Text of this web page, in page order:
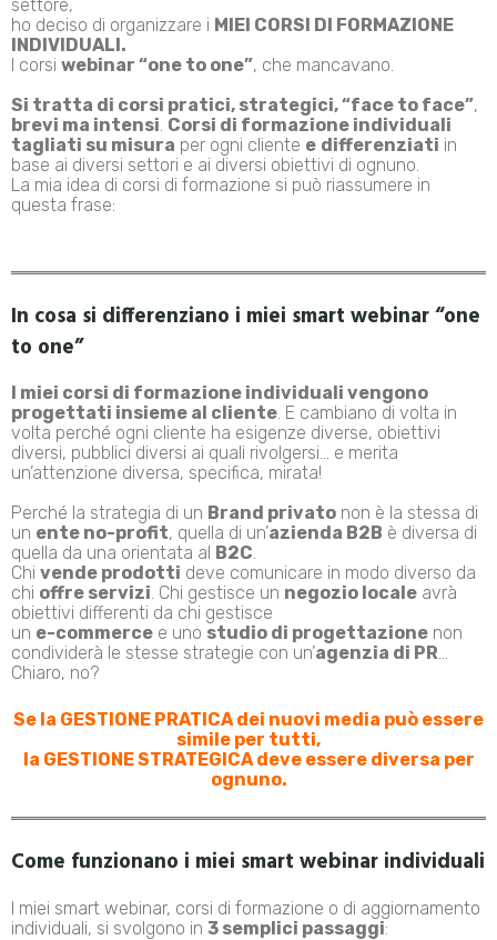
settore,
ho deciso di organizzare i MIEI CORSI DI FORMAZIONE
INDIVIDUALI.
I corsi webinar “one to one”, che mancavano.
Si tratta di corsi pratici, strategici, “face to face”,
brevi ma intensi Corsi di formazione individuali
tagliati su misura per ogni cliente e differenziati in
base ai diversi settori e ai diversi obiettivi di ognuno.
La mia idea di corsi di formazione si può riassumere in
questa frase:
In cosa si differenziano i miei smart webinar “one
to one”
I miei corsi di formazione individuali vengono
progettati insieme al cliente. E cambiano di volta in
volta perché ogni cliente ha esigenze diverse, obiettivi
diversi, pubblici diversi ai quali rivolgersi… e merita
un’attenzione diversa, specifica, mirata!
Perché la strategia di un Brand privato non è la stessa di
un ente no-profit, quella di un’azienda B2B è diversa di
quella da una orientata al B2C.
Chi vende prodotti deve comunicare in modo diverso da
chi offre servizi. Chi gestisce un negozio locale avrà
obiettivi differenti da chi gestisce
un e-commerce e uno studio di progettazione non
condividerà le stesse strategie con un’agenzia di PR…
Chiaro, no?
Se la GESTIONE PRATICA dei nuovi media può essere
simile per tutti,
la GESTIONE STRATEGICA deve essere diversa per
ognuno.
Come funzionano i miei smart webinar individuali
I miei smart webinar, corsi di formazione o di aggiornamento
individuali, si svolgono in 3 semplici passaggi: